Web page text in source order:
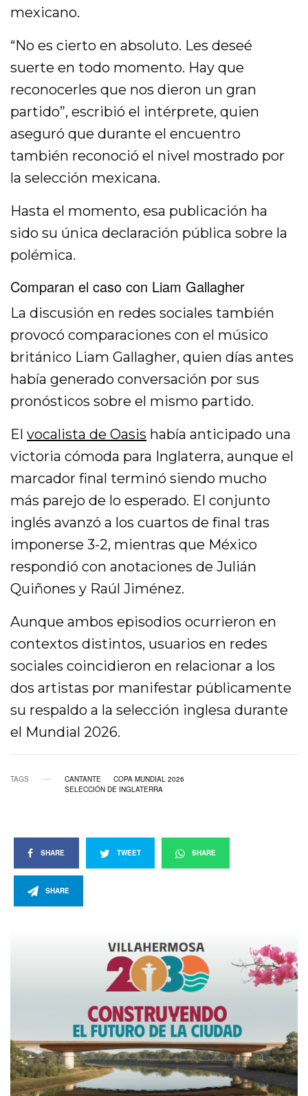
mexicano.
“No es cierto en absoluto. Les deseé
suerte en todo momento. Hay que
reconocerles que nos dieron un gran
partido”, escribió el intérprete, quien
aseguró que durante el encuentro
también reconoció el nivel mostrado por
la selección mexicana.
Hasta el momento, esa publicación ha
sido su única declaración pública sobre la
polémica.
Comparan el caso con Liam Gallagher
La discusión en redes sociales también
provocó comparaciones con el músico
británico Liam Gallagher, quien días antes
había generado conversación por sus
pronósticos sobre el mismo partido.
Elvocalista de Oasis había anticipado una
victoria cómoda para Inglaterra, aunque el
marcador final terminó siendo mucho
más parejo de lo esperado. El conjunto
inglés avanzó a los cuartos de final tras
imponerse 3-2, mientras que México
respondió con anotaciones de Julián
Quiñones y Raúl Jiménez.
Aunque ambos episodios ocurrieron en
contextos distintos, usuarios en redes
sociales coincidieron en relacionar a los
dos artistas por manifestar públicamente
su respaldo a la selección inglesa durante
el Mundial 2026.
TAGS CANTANTE
COPA MUNDIAL 2026
SELECCIÓN DE INGLATERRA
SHARE TWEET SHARE
SHARE